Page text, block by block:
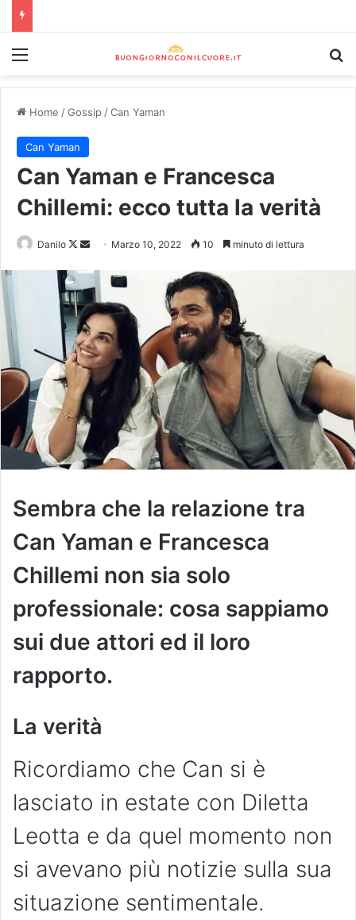
Home /Gossip/Can Yaman
Can Yaman
Can Yaman e Francesca
Chillemi: ecco tutta la verità
Danilo Marzo 10, 2022 10 minuto di lettura
Sembra che la relazione tra
Can Yaman e Francesca
Chillemi non sia solo
professionale: cosa sappiamo
sui due attori ed il loro
rapporto.
La verità
Ricordiamo che Can si è
lasciato in estate con Diletta
Leotta e da quel momento non
si avevano più notizie sulla sua
situazione sentimentale.